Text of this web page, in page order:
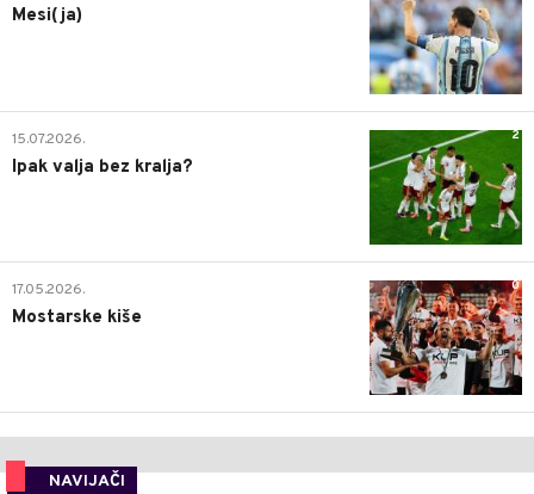
Mesi(ja)
2
15.07.2026.
Ipak valja bez kralja?
0
17.05.2026.
Mostarske kiše
NAVIJAČI